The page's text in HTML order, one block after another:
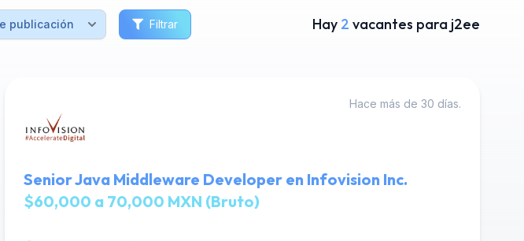
Filtrar Hay 2 vacantes para j2ee
Hace más de 30 días.
Senior Java Middleware Developer en Infovision Inc.
$60,000 a 70,000 MXN (Bruto)